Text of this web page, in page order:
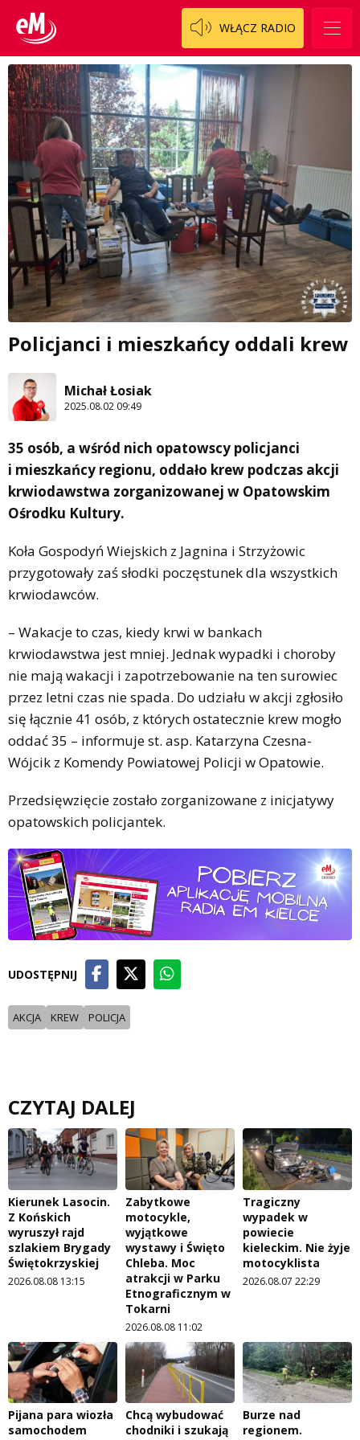
WŁĄCZ RADIO
Policjanci i mieszkańcy oddali krew
Michał Łosiak
2025.08.02 09:49
35 osób, a wśród nich opatowscy policjanci
i mieszkańcy regionu, oddało krew podczas akcji
krwiodawstwa zorganizowanej w Opatowskim
Ośrodku Kultury.
Koła Gospodyń Wiejskich z Jagnina i Strzyżowic
przygotowały zaś słodki poczęstunek dla wszystkich
krwiodawców.
– Wakacje to czas, kiedy krwi w bankach
krwiodawstwa jest mniej. Jednak wypadki i choroby
nie mają wakacji i zapotrzebowanie na ten surowiec
przez letni czas nie spada. Do udziału w akcji zgłosiło
się łącznie 41 osób, z których ostatecznie krew mogło
oddać 35 – informuje st. asp. Katarzyna Czesna-
Wójcik z Komendy Powiatowej Policji w Opatowie.
Przedsięwzięcie zostało zorganizowane z inicjatywy
opatowskich policjantek.
UDOSTĘPNIJ
AKCJA KREW POLICJA
CZYTAJ DALEJ
Kierunek Lasocin.
Z Końskich
wyruszył rajd
szlakiem Brygady
Świętokrzyskiej
2026.08.08 13:15
Zabytkowe
motocykle,
wyjątkowe
wystawy i Święto
Chleba. Moc
atrakcji w Parku
Etnograficznym w
Tokarni
2026.08.08 11:02
Tragiczny
wypadek w
powiecie
kieleckim. Nie żyje
motocyklista
2026.08.07 22:29
Pijana para wiozła
samochodem
Chcą wybudować
chodniki i szukają
Burze nad
regionem.